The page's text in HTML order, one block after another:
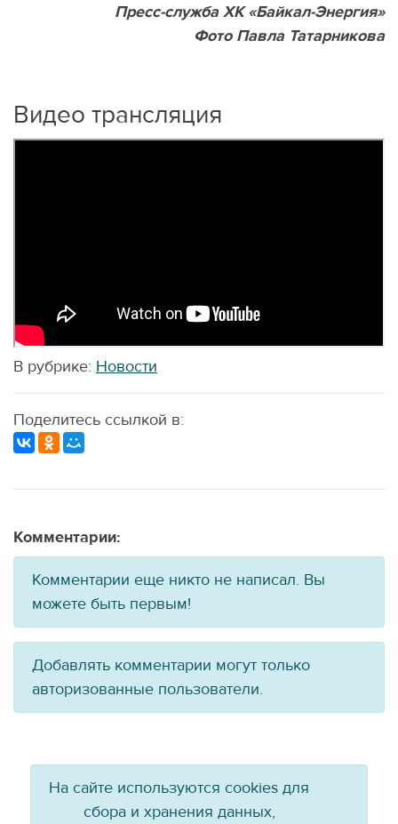
Пресс-служба ХК «Байкал-Энергия»
Фото Павла Татарникова
Видео трансляция
В рубрике: Новости
Поделитесь ссылкой в:
Комментарии:
Комментарии еще никто не написал. Вы
можете быть первым!
Добавлять комментарии могут только
авторизованные пользователи.
На сайте используются cookies для
сбора и хранения данных,